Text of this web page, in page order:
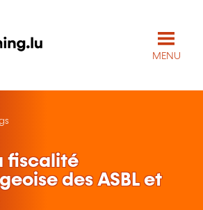
MENU
fiscalité
des ASBL et